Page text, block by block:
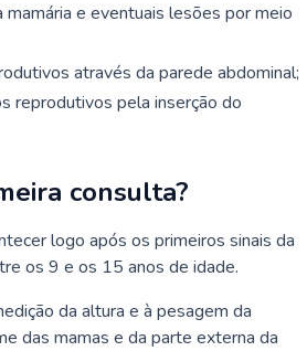
mamária e eventuais lesões por meio
através da parede abdominal;
reprodutivos pela inserção do
consulta?
logo após os primeiros sinais da
os 9 e os 15 anos de idade.
da altura e à pesagem da
das mamas e da parte externa da